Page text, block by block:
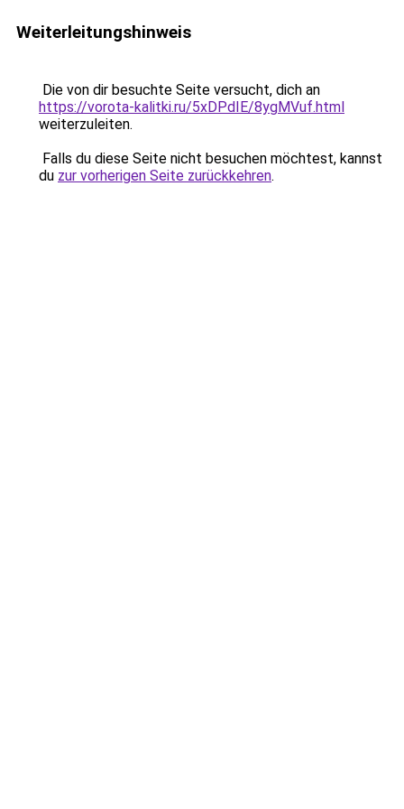
Weiterleitungshinweis
Die von dir besuchte Seite versucht, dich an
https://vorota-kalitki.ru/5xDPdIE/8ygMVuf.html
weiterzuleiten.
Falls du diese Seite nicht besuchen möchtest, kannst
du zur vorherigen Seite zurückkehren.